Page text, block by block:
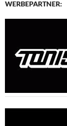
WERBEPARTNER: